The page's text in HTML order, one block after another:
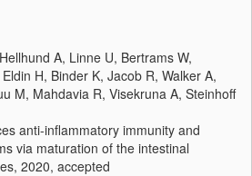
A, Linne U, Bertrams W,
H, Binder K, Jacob R, Walker A,
M, Mahdavia R, Visekruna A, Steinhoff
anti-inflammatory immunity and
via maturation of the intestinal
2020, accepted